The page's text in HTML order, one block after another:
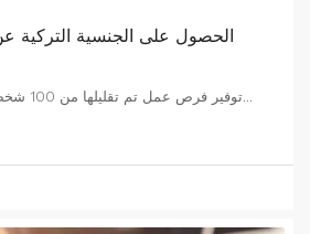
الحصول على الجنسية
توفير فرص عمل تم تقليلها من 100 شخص الى 50 شخص بشكل...